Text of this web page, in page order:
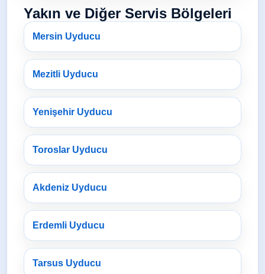
Yakın ve Diğer Servis Bölgeleri
Mersin Uyducu
Mezitli Uyducu
Yenişehir Uyducu
Toroslar Uyducu
Akdeniz Uyducu
Erdemli Uyducu
Tarsus Uyducu